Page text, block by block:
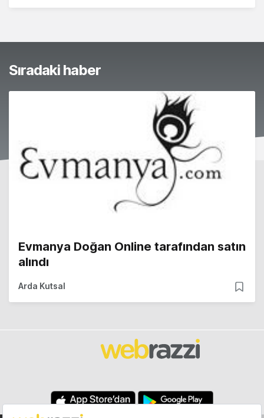
Sıradaki haber
Evmanya Doğan Online tarafından satın
alındı
Arda Kutsal